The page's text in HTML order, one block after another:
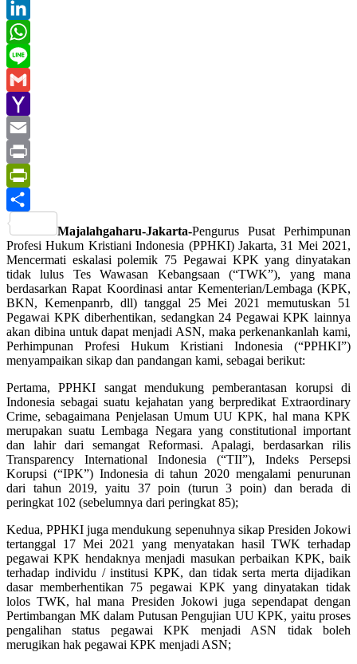
Twitter
LinkedIn
WhatsApp
Line
Gmail
Yahoo
Mail
Email
Print
PrintFriendly
Share
Majalahgaharu-Jakarta-Pengurus Pusat Perhimpunan
Profesi Hukum Kristiani Indonesia (PPHKI) Jakarta, 31 Mei 2021,
Mencermati eskalasi polemik 75 Pegawai KPK yang dinyatakan
tidak lulus Tes Wawasan Kebangsaan (“TWK”), yang mana
berdasarkan Rapat Koordinasi antar Kementerian/Lembaga (KPK,
BKN, Kemenpanrb, dll) tanggal 25 Mei 2021 memutuskan 51
Pegawai KPK diberhentikan, sedangkan 24 Pegawai KPK lainnya
akan dibina untuk dapat menjadi ASN, maka perkenankanlah kami,
Perhimpunan Profesi Hukum Kristiani Indonesia (“PPHKI”)
menyampaikan sikap dan pandangan kami, sebagai berikut:
Pertama, PPHKI sangat mendukung pemberantasan korupsi di
Indonesia sebagai suatu kejahatan yang berpredikat Extraordinary
Crime, sebagaimana Penjelasan Umum UU KPK, hal mana KPK
merupakan suatu Lembaga Negara yang constitutional important
dan lahir dari semangat Reformasi. Apalagi, berdasarkan rilis
Transparency International Indonesia (“TII”), Indeks Persepsi
Korupsi (“IPK”) Indonesia di tahun 2020 mengalami penurunan
dari tahun 2019, yaitu 37 poin (turun 3 poin) dan berada di
peringkat 102 (sebelumnya dari peringkat 85);
Kedua, PPHKI juga mendukung sepenuhnya sikap Presiden Jokowi
tertanggal 17 Mei 2021 yang menyatakan hasil TWK terhadap
pegawai KPK hendaknya menjadi masukan perbaikan KPK, baik
terhadap individu / institusi KPK, dan tidak serta merta dijadikan
dasar memberhentikan 75 pegawai KPK yang dinyatakan tidak
lolos TWK, hal mana Presiden Jokowi juga sependapat dengan
Pertimbangan MK dalam Putusan Pengujian UU KPK, yaitu proses
pengalihan status pegawai KPK menjadi ASN tidak boleh
merugikan hak pegawai KPK menjadi ASN;